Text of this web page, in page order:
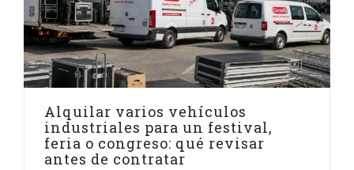
Alquilar varios vehículos
industriales para un festival,
feria o congreso: qué revisar
antes de contratar